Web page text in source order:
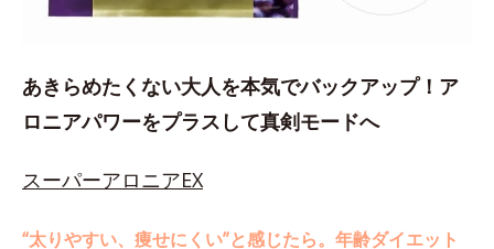
あきらめたくない大人を本気でバックアップ！ア
ロニアパワーをプラスして真剣モードへ
スーパーアロニアEX
“太りやすい、痩せにくい”と感じたら。年齢ダイエット